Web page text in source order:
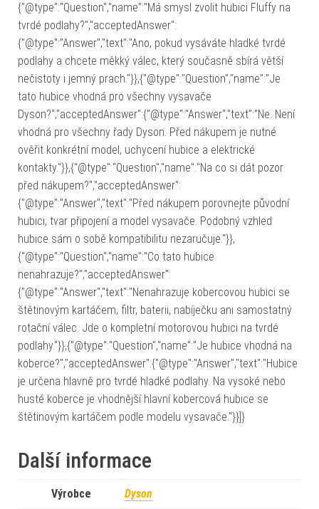
{"@type":"Question","name":"Má smysl zvolit hubici Fluffy na
tvrdé podlahy?","acceptedAnswer":
{"@type":"Answer","text":"Ano, pokud vysáváte hladké tvrdé
podlahy a chcete měkký válec, který současně sbírá větší
nečistoty i jemný prach."}},{"@type":"Question","name":"Je
tato hubice vhodná pro všechny vysavače
Dyson?","acceptedAnswer":{"@type":"Answer","text":"Ne. Není
vhodná pro všechny řady Dyson. Před nákupem je nutné
ověřit konkrétní model, uchycení hubice a elektrické
kontakty."}},{"@type":"Question","name":"Na co si dát pozor
před nákupem?","acceptedAnswer":
{"@type":"Answer","text":"Před nákupem porovnejte původní
hubici, tvar připojení a model vysavače. Podobný vzhled
hubice sám o sobě kompatibilitu nezaručuje."}},
{"@type":"Question","name":"Co tato hubice
nenahrazuje?","acceptedAnswer":
{"@type":"Answer","text":"Nenahrazuje kobercovou hubici se
štětinovým kartáčem, filtr, baterii, nabíječku ani samostatný
rotační válec. Jde o kompletní motorovou hubici na tvrdé
podlahy."}},{"@type":"Question","name":"Je hubice vhodná na
koberce?","acceptedAnswer":{"@type":"Answer","text":"Hubice
je určena hlavně pro tvrdé hladké podlahy. Na vysoké nebo
husté koberce je vhodnější hlavní kobercová hubice se
štětinovým kartáčem podle modelu vysavače."}}]}
Další informace
Výrobce Dyson